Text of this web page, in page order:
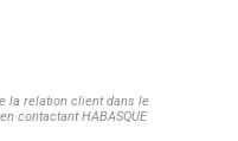
la relation client dans le
contactant HABASQUE